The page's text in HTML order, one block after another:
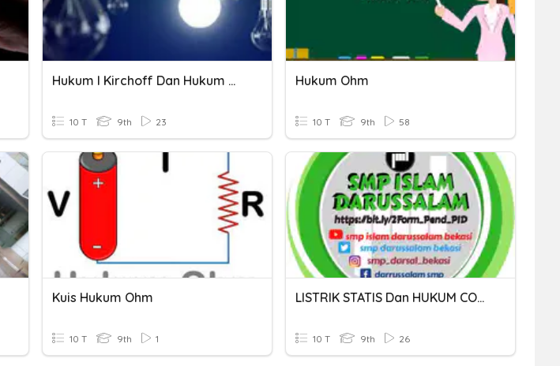
Hukum I Kirchoff Dan Hukum Ohm
10 T 9th 23
Hukum Ohm
10 T 9th 58
Kuis Hukum Ohm
10 T 9th 1
LISTRIK STATIS Dan HUKUM COULOMB
10 T 9th 26